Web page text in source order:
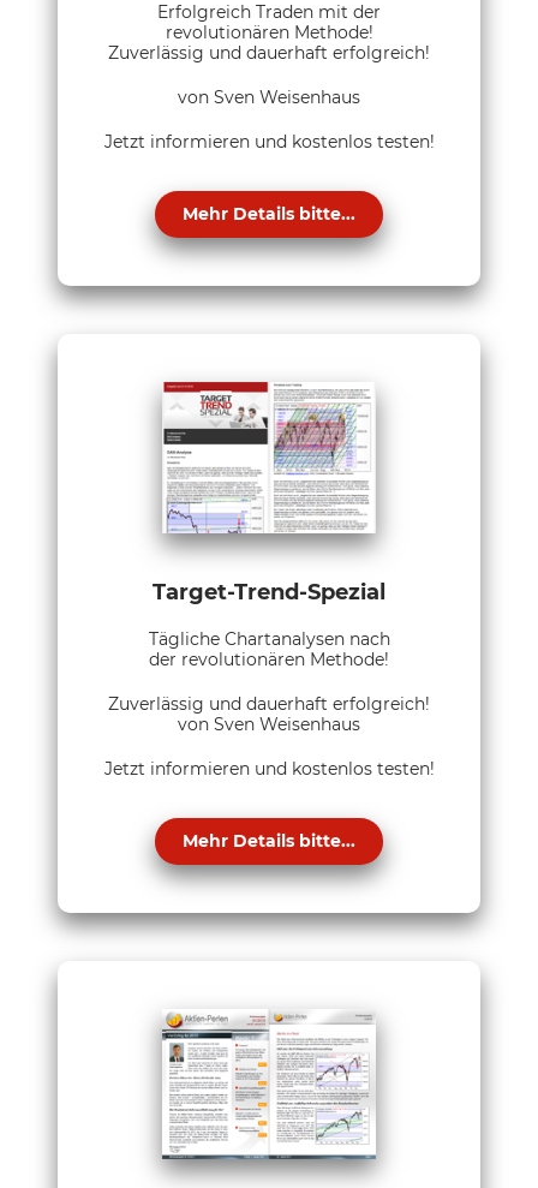
Erfolgreich Traden mit der
revolutionären Methode!
Zuverlässig und dauerhaft erfolgreich!
von Sven Weisenhaus
Jetzt informieren und kostenlos testen!
Mehr Details bitte...
Target-Trend-Spezial
Tägliche Chartanalysen nach
der revolutionären Methode!
Zuverlässig und dauerhaft erfolgreich!
von Sven Weisenhaus
Jetzt informieren und kostenlos testen!
Mehr Details bitte...